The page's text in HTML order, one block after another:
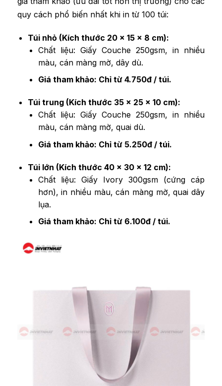
quy cách phổ biến nhất khi in từ 100 túi:
Túi nhỏ (Kích thước 20 x 15 x 8 cm):
Chất liệu: Giấy Couche 250gsm, in nhiều
màu, cán màng mờ, dây dù.
Giá tham khảo: Chỉ từ 4.750đ / túi.
Túi trung (Kích thước 35 x 25 x 10 cm):
Chất liệu: Giấy Couche 250gsm, in nhiều
màu, cán màng mờ, quai dù.
Giá tham khảo: Chỉ từ 5.250đ / túi.
Túi lớn (Kích thước 40 x 30 x 12 cm):
Chất liệu: Giấy Ivory 300gsm (cứng cáp
hơn), in nhiều màu, cán màng mờ, quai dây
lụa.
Giá tham khảo: Chỉ từ 6.100đ / túi.